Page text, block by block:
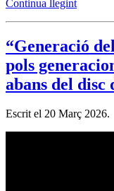
Continua llegint
“Generació
pols
abans del disc
Escrit el 20 Març 2026.